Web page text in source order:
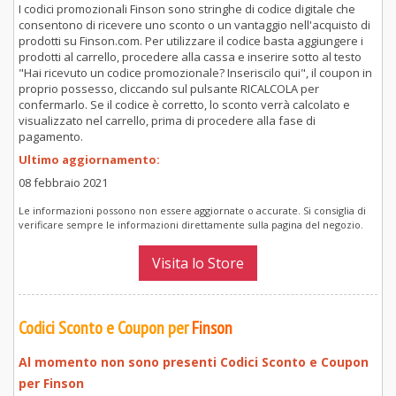
I codici promozionali Finson sono stringhe di codice digitale che
consentono di ricevere uno sconto o un vantaggio nell'acquisto di
prodotti su Finson.com. Per utilizzare il codice basta aggiungere i
prodotti al carrello, procedere alla cassa e inserire sotto al testo
"Hai ricevuto un codice promozionale? Inseriscilo qui", il coupon in
proprio possesso, cliccando sul pulsante RICALCOLA per
confermarlo. Se il codice è corretto, lo sconto verrà calcolato e
visualizzato nel carrello, prima di procedere alla fase di
pagamento.
Ultimo aggiornamento:
08 febbraio 2021
Le informazioni possono non essere aggiornate o accurate. Si consiglia di
verificare sempre le informazioni direttamente sulla pagina del negozio.
Visita lo Store
Codici Sconto e Coupon perFinson
Al momento non sono presenti Codici Sconto e Coupon
per Finson